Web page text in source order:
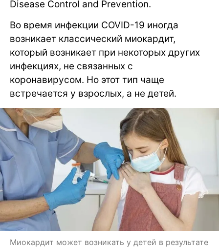
Disease Control and Prevention.
Во время инфекции COVID-19 иногда
возникает классический миокардит,
который возникает при некоторых других
инфекциях, не связанных с
коронавирусом. Но этот тип чаще
встречается у взрослых, а не детей.
Миокардит может возникать у детей в результате